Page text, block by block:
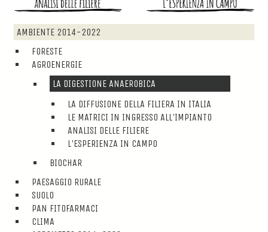
AMBIENTE 2014-2022
FORESTE
AGROENERGIE
LA DIGESTIONE ANAEROBICA
LA DIFFUSIONE DELLA FILIERA IN ITALIA
LE MATRICI IN INGRESSO ALL'IMPIANTO
ANALISI DELLE FILIERE
L'ESPERIENZA IN CAMPO
BIOCHAR
PAESAGGIO RURALE
SUOLO
PAN FITOFARMACI
CLIMA